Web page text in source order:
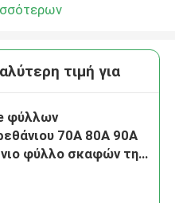
τιμή για
φύλλων
70A 80A 90A
φύλλο σκαφών της